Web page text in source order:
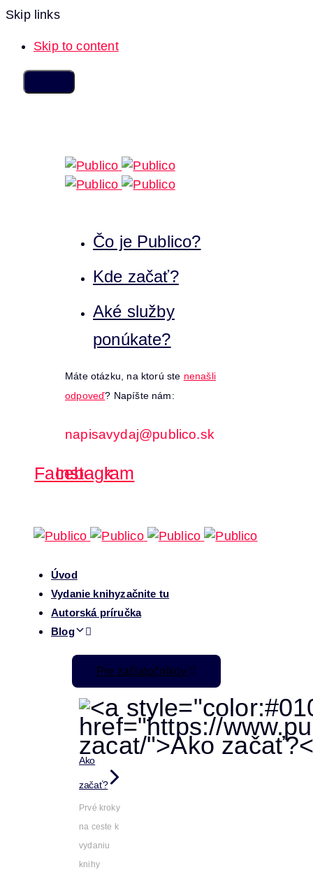
Skip links
Skip to content
Čo je Publico?
Kde začať?
Aké služby
ponúkate?
Máte otázku, na ktorú ste nenašli
odpoveď? Napíšte nám:
napisavydaj@publico.sk
Facebook
Instagram
Úvod
Vydanie knihyzačnite tu
Autorská príručka
Blog
Pre začiatočníkov
Ako
začať?
Prvé kroky
na ceste k
vydaniu
knihy